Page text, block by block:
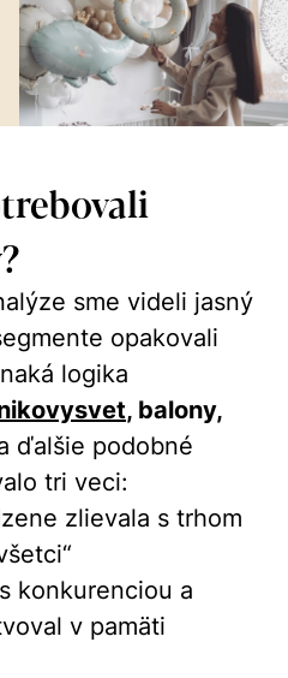
sme videli jasný
opakovali
logika
, balony,
ďalšie podobné
tri veci:
zlievala s trhom
konkurenciou a
v pamäti